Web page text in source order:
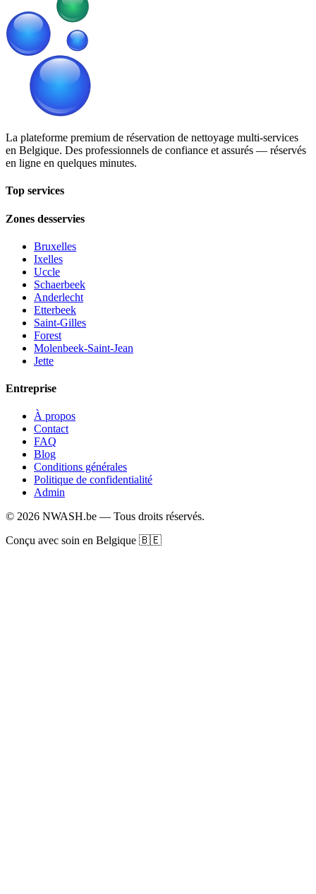
La plateforme premium de réservation de nettoyage multi-services
en Belgique. Des professionnels de confiance et assurés — réservés
en ligne en quelques minutes.
Top services
Zones desservies
Bruxelles
Ixelles
Uccle
Schaerbeek
Anderlecht
Etterbeek
Saint-Gilles
Forest
Molenbeek-Saint-Jean
Jette
Entreprise
À propos
Contact
FAQ
Blog
Conditions générales
Politique de confidentialité
Admin
© 2026 NWASH.be — Tous droits réservés.
Conçu avec soin en Belgique 🇧🇪